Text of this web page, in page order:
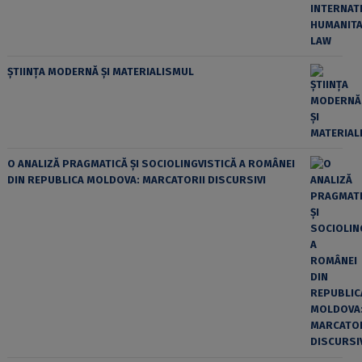
ȘTIINȚA MODERNĂ ȘI MATERIALISMUL
O ANALIZĂ PRAGMATICĂ ȘI SOCIOLINGVISTICĂ A ROMÂNEI
DIN REPUBLICA MOLDOVA: MARCATORII DISCURSIVI